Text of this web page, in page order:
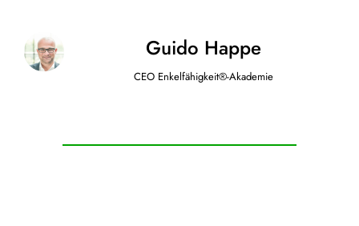
Guido Happe
CEO Enkelfähigkeit®-Akademie